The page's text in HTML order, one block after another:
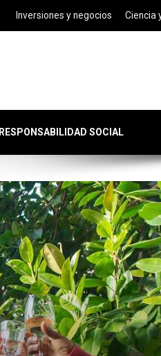
Inversiones y negocios Ciencia
RESPONSABILIDAD SOCIAL